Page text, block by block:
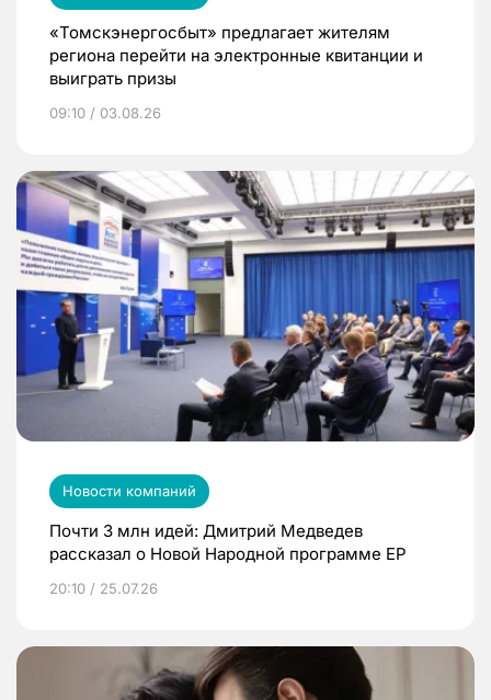
«Томскэнергосбыт» предлагает жителям
региона перейти на электронные квитанции и
выиграть призы
09:10 / 03.08.26
Новости компаний
Почти 3 млн идей: Дмитрий Медведев
рассказал о Новой Народной программе ЕР
20:10 / 25.07.26